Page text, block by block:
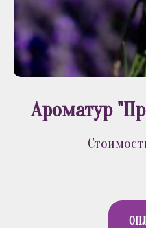
Ароматур